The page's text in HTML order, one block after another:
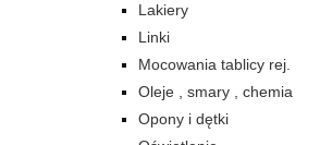
Lakiery
Linki
Mocowania tablicy rej.
Oleje , smary , chemia
Opony i dętki